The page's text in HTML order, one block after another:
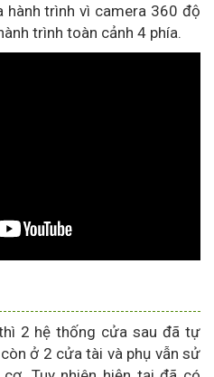
hành trình vì camera 360 độ
trình toàn cảnh 4 phía.
2 hệ thống cửa sau đã tự
ở 2 cửa tài và phụ vẫn sử